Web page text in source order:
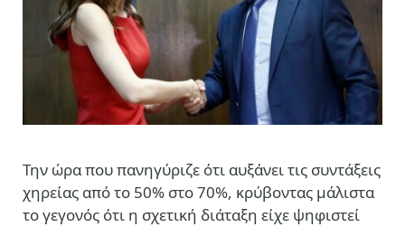
Την ώρα που πανηγύριζε ότι αυξάνει τις συντάξεις
χηρείας από το 50% στο 70%, κρύβοντας μάλιστα
το γεγονός ότι η σχετική διάταξη είχε ψηφιστεί